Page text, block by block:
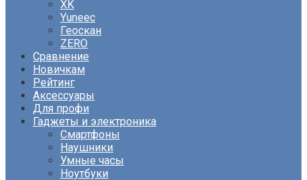
XK
Yuneec
Геоскан
ZERO
Сравнение
Новичкам
Рейтинг
Аксессуары
Для профи
Гаджеты и электроника
Смартфоны
Наушники
Умные часы
Ноутбуки